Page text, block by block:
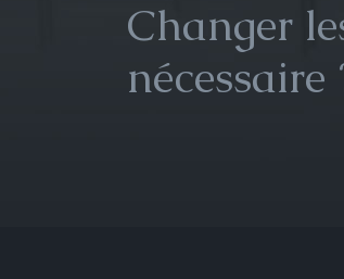
Changer
nécessaire